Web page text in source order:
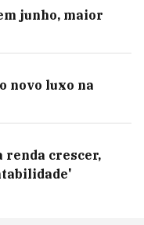
junho, maior
novo luxo na
renda crescer,